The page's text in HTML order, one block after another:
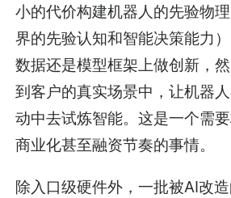
小的代价构建机器人的先验物
界的先验认知和智能决策能力
数据还是模型框架上做创新，
到客户的真实场景中，让机器
动中去试炼智能。这是一个需要
商业化甚至融资节奏的事情。
除入口级硬件外，一批被AI改